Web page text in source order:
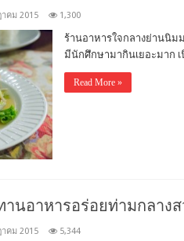
คม 2015 1,300
ร้านอาหารใจกลางย่านนิม
มีนักศึกษามากินเยอะมาก
Read More »
านอาหารอร่อยท่ามกลาง
คม 2015 5,344